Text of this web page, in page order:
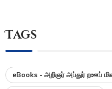
Tags
eBooks - அறிஞர் அப்துர் றஊப்